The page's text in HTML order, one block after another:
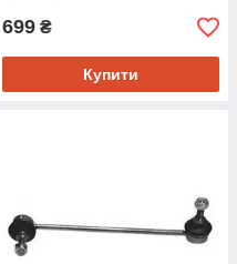
699 ₴
Купити